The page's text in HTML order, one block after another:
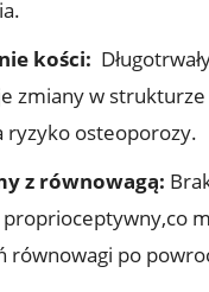
kości:
zmiany w
ryzyko osteoporozy.
z⁢ równowagą:
proprioceptywny,co
​równowagi​ po